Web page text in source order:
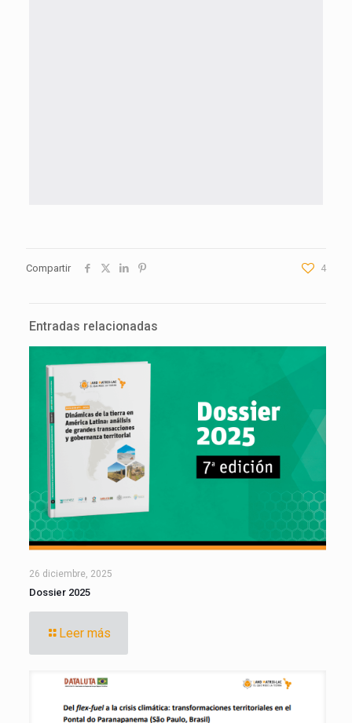
Compartir 4
Entradas relacionadas
26 diciembre, 2025
Dossier 2025
Leer más